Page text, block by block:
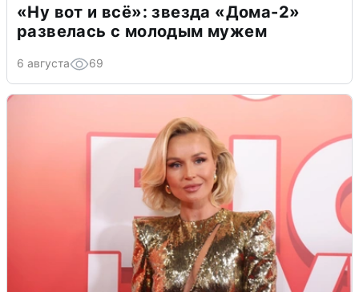
«Ну вот и всё»: звезда «Дома-2»
развелась с молодым мужем
6 августа 69